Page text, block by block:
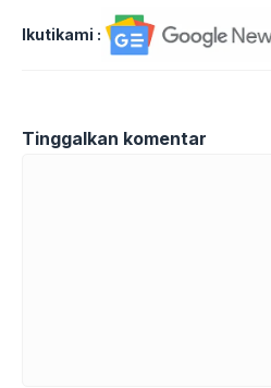
Ikutikami :
Tinggalkan komentar